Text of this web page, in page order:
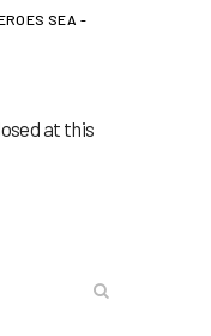
SEA -
at this